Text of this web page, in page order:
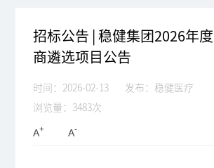
招标公告 | 稳健集团2026年
商遴选项目公告
时间：2026-02-13
发布：稳健医疗
浏览量：3483次
A+ A-